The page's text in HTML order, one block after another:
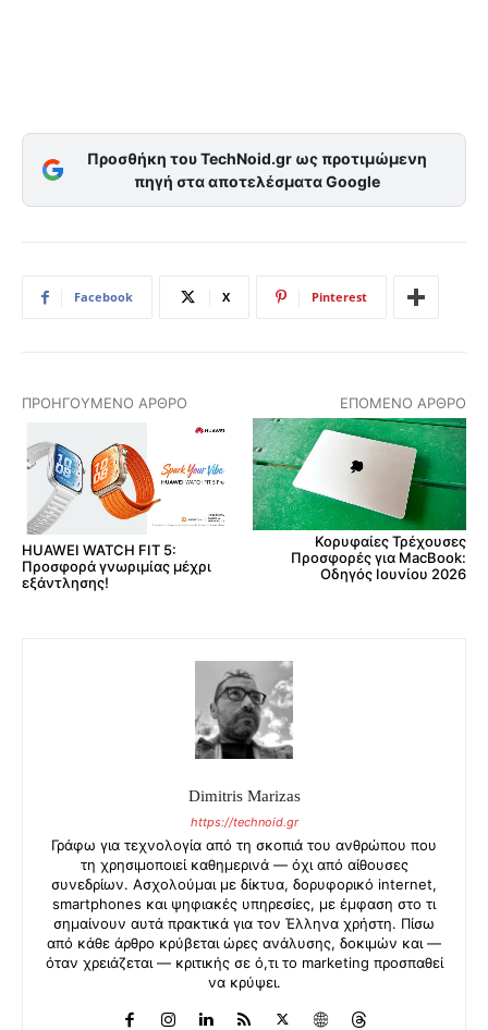
Προσθήκη του TechNoid.gr ως προτιμώμενη
πηγή στα αποτελέσματα Google
Facebook X Pinterest
ΠΡΟΗΓΟΎΜΕΝΟ ΆΡΘΡΟ
HUAWEI WATCH FIT 5:
Προσφορά γνωριμίας μέχρι
εξάντλησης!
ΕΠΌΜΕΝΟ ΆΡΘΡΟ
Κορυφαίες Τρέχουσες
Προσφορές για MacBook:
Οδηγός Ιουνίου 2026
Dimitris Marizas
https://technoid.gr
Γράφω για τεχνολογία από τη σκοπιά του ανθρώπου που
τη χρησιμοποιεί καθημερινά — όχι από αίθουσες
συνεδρίων. Ασχολούμαι με δίκτυα, δορυφορικό internet,
smartphones και ψηφιακές υπηρεσίες, με έμφαση στο τι
σημαίνουν αυτά πρακτικά για τον Έλληνα χρήστη. Πίσω
από κάθε άρθρο κρύβεται ώρες ανάλυσης, δοκιμών και —
όταν χρειάζεται — κριτικής σε ό,τι το marketing προσπαθεί
να κρύψει.